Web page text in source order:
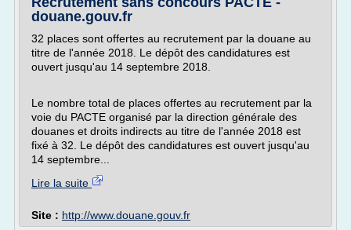
douane.gouv.fr
32 places sont offertes au recrutement par la douane au
titre de l'année 2018. Le dépôt des candidatures est
ouvert jusqu'au 14 septembre 2018.
Le nombre total de places offertes au recrutement par la
voie du PACTE organisé par la direction générale des
douanes et droits indirects au titre de l'année 2018 est
fixé à 32. Le dépôt des candidatures est ouvert jusqu'au
14 septembre...
Lire la suite
Site : http://www.douane.gouv.fr